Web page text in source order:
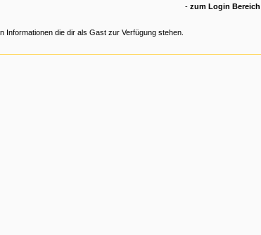
- zum Login Bereich
Informationen die dir als Gast zur Verfügung stehen.